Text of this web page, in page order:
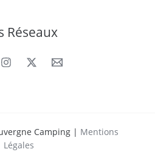
Réseaux
Camping | Mentions
Légales